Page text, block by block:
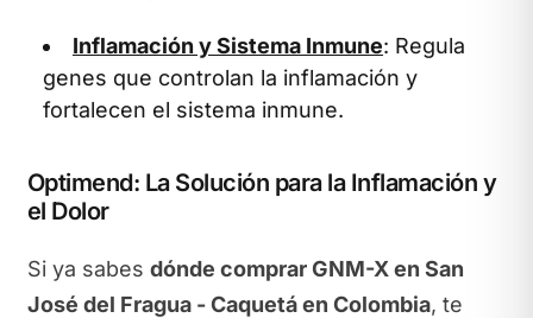
Inflamación y Sistema Inmune: Regula
genes que controlan la inflamación y
fortalecen el sistema inmune.
Optimend: La Solución para la Inflamación y
el Dolor
Si ya sabes dónde comprar GNM-X en San
José del Fragua - Caquetá en Colombia, te